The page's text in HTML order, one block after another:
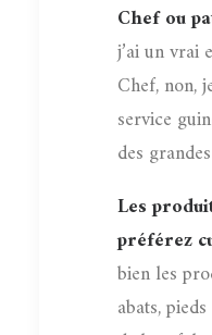
Chef ou
j’ai un vrai
Chef, non,
service
des
Les
préférez
bien les
abats,